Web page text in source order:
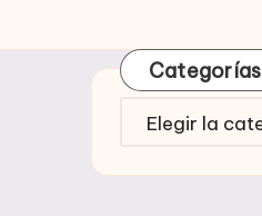
Categorías
Categorías